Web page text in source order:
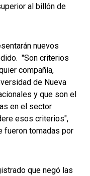
al billón de
nuevos
"Son criterios
compañía,
de Nueva
y que son el
en el sector
esos criterios",
fueron tomadas por
que negó las